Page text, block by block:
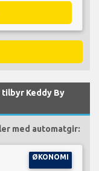
Keddy By
med automatgir:
ØKONOMI